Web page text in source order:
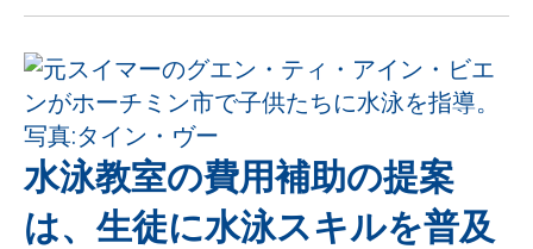
水泳教室の費用補助の提案
は、生徒に水泳スキルを普及